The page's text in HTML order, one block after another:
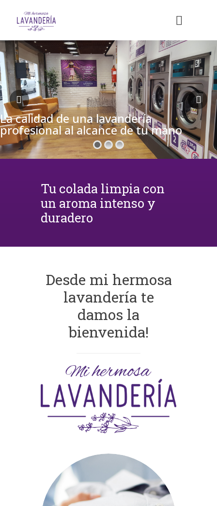
La calidad de una lavandería
profesional al alcance de tu mano
Tu colada limpia con
un aroma intenso y
duradero
Desde mi hermosa
lavandería te
damos la
bienvenida!